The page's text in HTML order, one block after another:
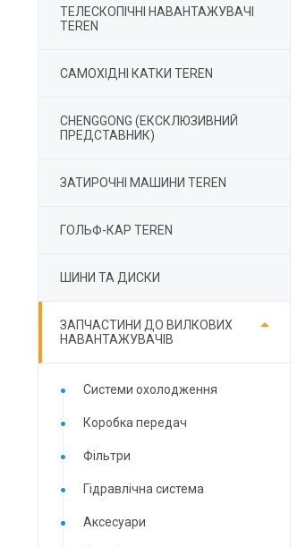
ТЕЛЕСКОПІЧНІ НАВАНТАЖУВАЧІ
TEREN
САМОХІДНІ КАТКИ TEREN
CHENGGONG (ЕКСКЛЮЗИВНИЙ
ПРЕДСТАВНИК)
ЗАТИРОЧНІ МАШИНИ TEREN
ГОЛЬФ-КАР TEREN
ШИНИ ТА ДИСКИ
ЗАПЧАСТИНИ ДО ВИЛКОВИХ
НАВАНТАЖУВАЧІВ

Cистеми охолодження
Коробка передач
Фільтри
Гідравлічна система
Аксесуари